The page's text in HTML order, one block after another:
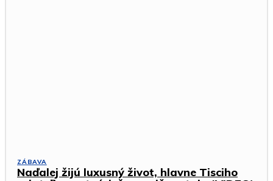
ZÁBAVA
Naďalej žijú luxusný život, hlavne Tisciho